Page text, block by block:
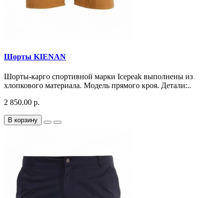
Шорты KIENAN
Шорты-карго спортивной марки Icepeak выполнены из
хлопкового материала. Модель прямого кроя. Детали:..
2 850.00 р.
В корзину